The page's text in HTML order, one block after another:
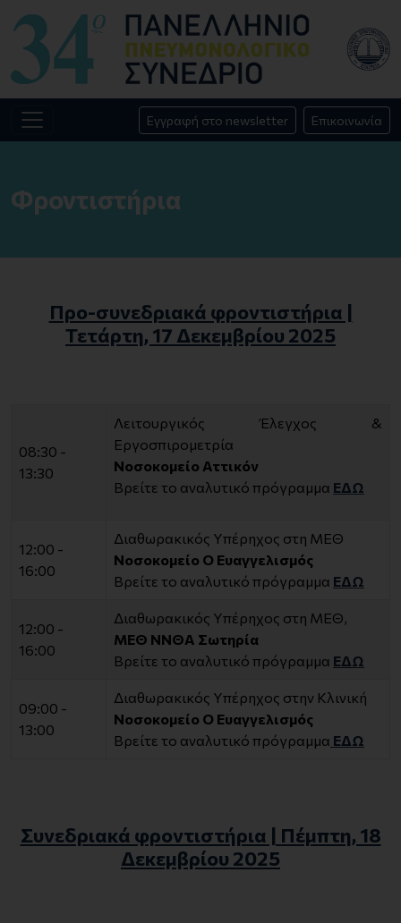
Εγγραφή στο newsletter Επικοινωνία
Φροντιστήρια
Προ-συνεδριακά φροντιστήρια |
Τετάρτη, 17 Δεκεμβρίου 2025
08:30 -
13:30
Λειτουργικός Έλεγχος &
Εργοσπιρομετρία
Νοσοκομείο Αττικόν
Βρείτε το αναλυτικό πρόγραμμα ΕΔΩ
12:00 -
16:00
Διαθωρακικός Υπέρηχος στη ΜΕΘ
Νοσοκομείο Ο Ευαγγελισμός
Βρείτε το αναλυτικό πρόγραμμα ΕΔΩ
12:00 -
16:00
Διαθωρακικός Υπέρηχος στη ΜΕΘ,
ΜΕΘ ΝΝΘΑ Σωτηρία
Βρείτε το αναλυτικό πρόγραμμα ΕΔΩ
09:00 -
13:00
Διαθωρακικός Υπέρηχος στην Κλινική
Νοσοκομείο Ο Ευαγγελισμός
Βρείτε το αναλυτικό πρόγραμμα ΕΔΩ
Συνεδριακά φροντιστήρια | Πέμπτη, 18
Δεκεμβρίου 2025